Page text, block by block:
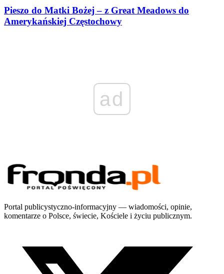
Pieszo do Matki Bożej – z Great Meadows do
Amerykańskiej Częstochowy
ad
Portal publicystyczno-informacyjny — wiadomości, opinie,
komentarze o Polsce, świecie, Kościele i życiu publicznym.